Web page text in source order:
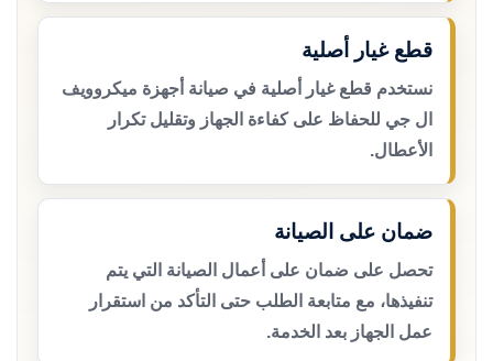
قطع غيار أصلية
نستخدم قطع غيار أصلية في صيانة أجهزة ميكروويف
ال جي للحفاظ على كفاءة الجهاز وتقليل تكرار
الأعطال.
ضمان على الصيانة
تحصل على ضمان على أعمال الصيانة التي يتم
تنفيذها، مع متابعة الطلب حتى التأكد من استقرار
عمل الجهاز بعد الخدمة.